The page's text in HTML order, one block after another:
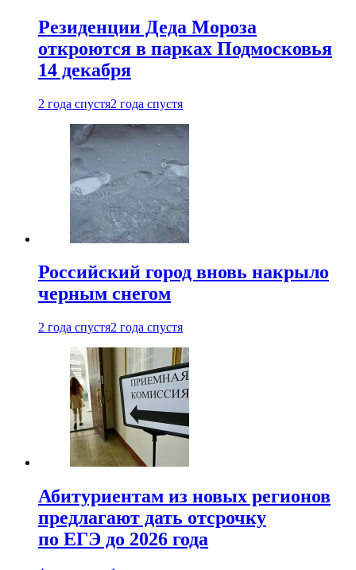
Резиденции Деда Мороза
откроются в парках Подмосковья
14 декабря
2 года спустя2 года спустя
Российский город вновь накрыло
черным снегом
2 года спустя2 года спустя
Абитуриентам из новых регионов
предлагают дать отсрочку
по ЕГЭ до 2026 года